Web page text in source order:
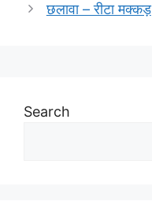
छलावा – रीटा मक्कड़
Search